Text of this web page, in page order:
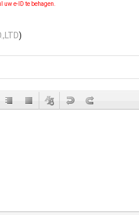
uw e-ID te behagen.
)